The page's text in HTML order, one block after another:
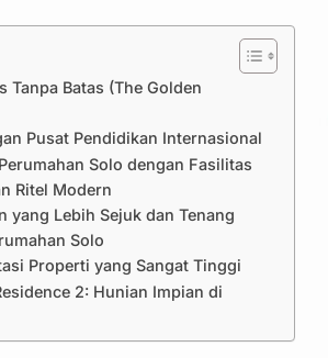
Tanpa Batas (The Golden
Pusat Pendidikan Internasional
Solo dengan Fasilitas
Ritel Modern
yang Lebih Sejuk dan Tenang
Solo
Properti yang Sangat Tinggi
2: Hunian Impian di